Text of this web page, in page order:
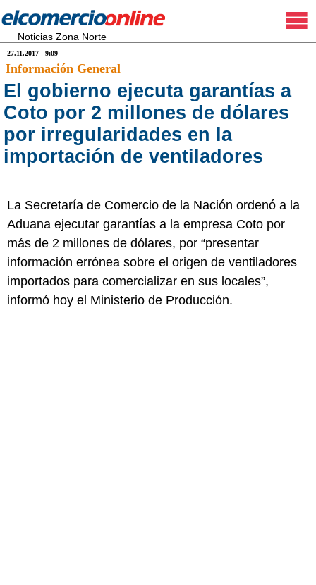
Noticias Zona Norte
27.11.2017 - 9:09
Información General
El gobierno ejecuta garantías a
Coto por 2 millones de dólares
por irregularidades en la
importación de ventiladores
La Secretaría de Comercio de la Nación ordenó a la
Aduana ejecutar garantías a la empresa Coto por
más de 2 millones de dólares, por “presentar
información errónea sobre el origen de ventiladores
importados para comercializar en sus locales”,
informó hoy el Ministerio de Producción.